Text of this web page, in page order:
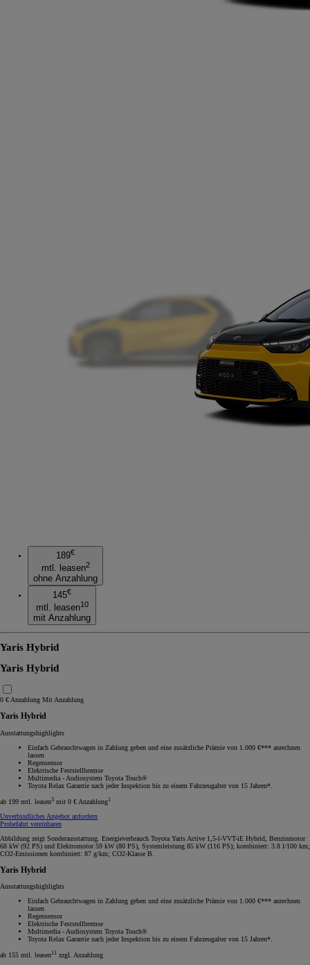
189€
mtl. leasen2
ohne Anzahlung
145€
mtl. leasen10
mit Anzahlung
Yaris Hybrid
Yaris Hybrid
0 € Anzahlung Mit Anzahlung
Yaris Hybrid
Ausstattungshighlights
Einfach Gebrauchtwagen in Zahlung geben und eine zusätzliche Prämie von 1.000 €*** anrechnen
lassen
Regensensor
Elektrische Feststellbremse
Multimedia - Audiosystem Toyota Touch®
Toyota Relax Garantie nach jeder Inspektion bis zu einem Fahrzeugalter von 15 Jahren*.
ab 199 mtl. leasen3 mit 0 € Anzahlung1
Unverbindliches Angebot anfordern
Probefahrt vereinbaren
Abbildung zeigt Sonderausstattung. Energieverbrauch Toyota Yaris Active 1,5-l-VVT-iE Hybrid, Benzinmotor
68 kW (92 PS) und Elektromotor 59 kW (80 PS), Systemleistung 85 kW (116 PS); kombiniert: 3.8 l/100 km;
CO2-Emissionen kombiniert: 87 g/km; CO2-Klasse B.
Yaris Hybrid
Ausstattungshighlights
Einfach Gebrauchtwagen in Zahlung geben und eine zusätzliche Prämie von 1.000 €*** anrechnen
lassen
Regensensor
Elektrische Feststellbremse
Multimedia - Audiosystem Toyota Touch®
Toyota Relax Garantie nach jeder Inspektion bis zu einem Fahrzeugalter von 15 Jahren*.
ab 155 mtl. leasen11 zzgl. Anzahlung